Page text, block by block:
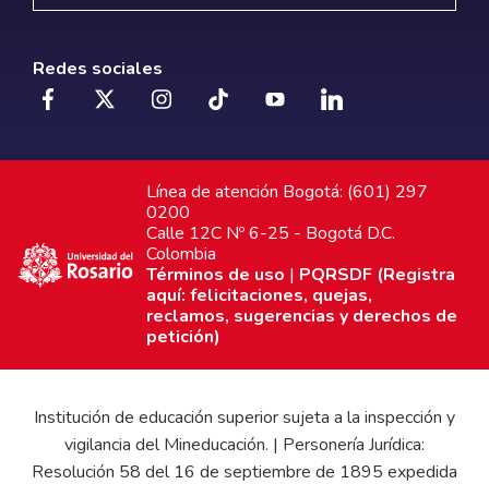
Redes sociales
Línea de atención Bogotá: (601) 297
0200
Calle 12C Nº 6-25 - Bogotá D.C.
Colombia
Términos de uso | PQRSDF (Registra
aquí: felicitaciones, quejas,
reclamos, sugerencias y derechos de
petición)
Institución de educación superior sujeta a la inspección y
vigilancia del Mineducación. | Personería Jurídica:
Resolución 58 del 16 de septiembre de 1895 expedida